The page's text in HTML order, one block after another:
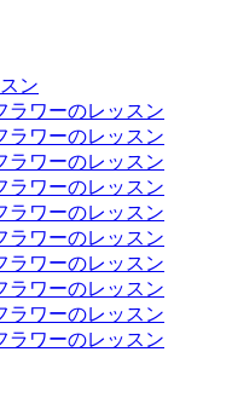
ン
ラワーのレッスン
ラワーのレッスン
ラワーのレッスン
ラワーのレッスン
ラワーのレッスン
ラワーのレッスン
ラワーのレッスン
ラワーのレッスン
ラワーのレッスン
ラワーのレッスン